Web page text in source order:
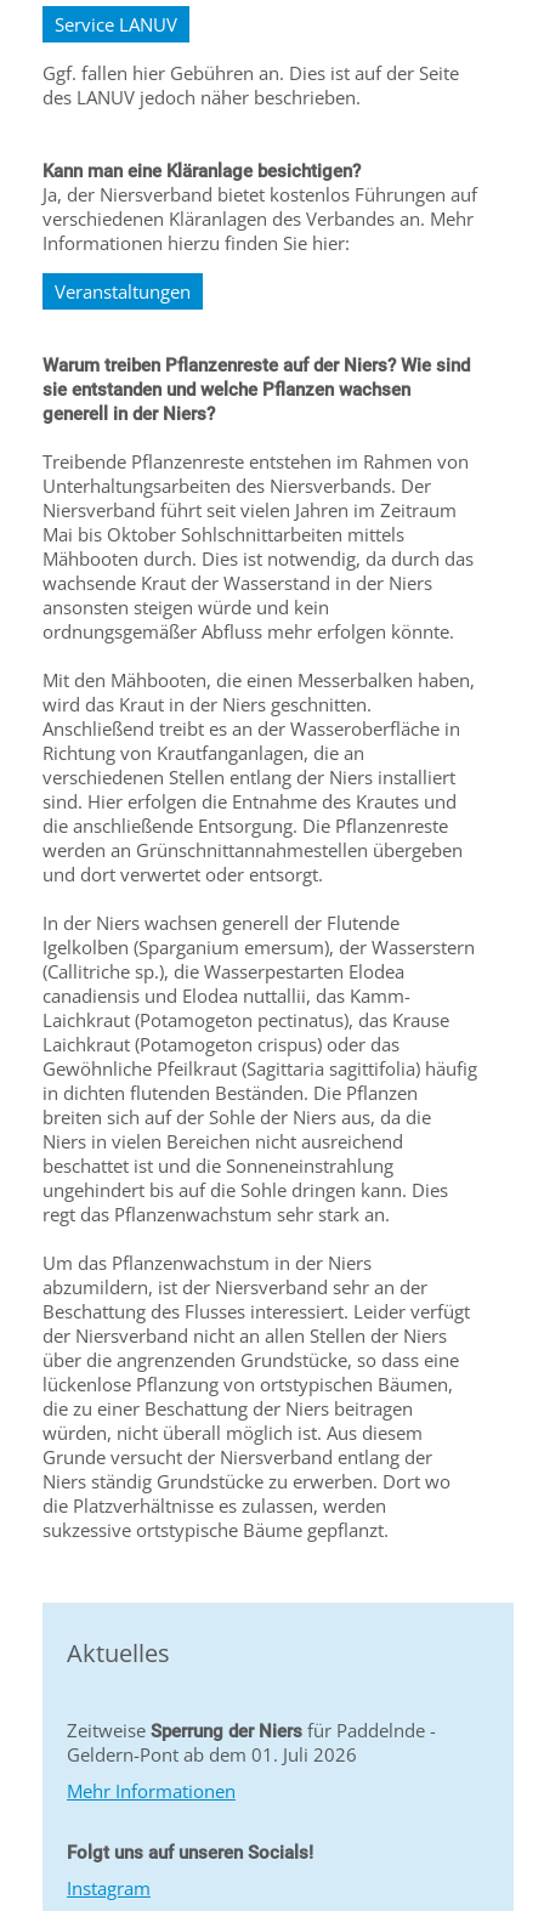
Service LANUV
Ggf. fallen hier Gebühren an. Dies ist auf der Seite
des LANUV jedoch näher beschrieben.
Kann man eine Kläranlage besichtigen?
Ja, der Niersverband bietet kostenlos Führungen auf
verschiedenen Kläranlagen des Verbandes an. Mehr
Informationen hierzu finden Sie hier:
Veranstaltungen
Warum treiben Pflanzenreste auf der Niers? Wie sind
sie entstanden und welche Pflanzen wachsen
generell in der Niers?
Treibende Pflanzenreste entstehen im Rahmen von
Unterhaltungsarbeiten des Niersverbands. Der
Niersverband führt seit vielen Jahren im Zeitraum
Mai bis Oktober Sohlschnittarbeiten mittels
Mähbooten durch. Dies ist notwendig, da durch das
wachsende Kraut der Wasserstand in der Niers
ansonsten steigen würde und kein
ordnungsgemäßer Abfluss mehr erfolgen könnte.
Mit den Mähbooten, die einen Messerbalken haben,
wird das Kraut in der Niers geschnitten.
Anschließend treibt es an der Wasseroberfläche in
Richtung von Krautfanganlagen, die an
verschiedenen Stellen entlang der Niers installiert
sind. Hier erfolgen die Entnahme des Krautes und
die anschließende Entsorgung. Die Pflanzenreste
werden an Grünschnittannahmestellen übergeben
und dort verwertet oder entsorgt.
In der Niers wachsen generell der Flutende
Igelkolben (Sparganium emersum), der Wasserstern
(Callitriche sp.), die Wasserpestarten Elodea
canadiensis und Elodea nuttallii, das Kamm-
Laichkraut (Potamogeton pectinatus), das Krause
Laichkraut (Potamogeton crispus) oder das
Gewöhnliche Pfeilkraut (Sagittaria sagittifolia) häufig
in dichten flutenden Beständen. Die Pflanzen
breiten sich auf der Sohle der Niers aus, da die
Niers in vielen Bereichen nicht ausreichend
beschattet ist und die Sonneneinstrahlung
ungehindert bis auf die Sohle dringen kann. Dies
regt das Pflanzenwachstum sehr stark an.
Um das Pflanzenwachstum in der Niers
abzumildern, ist der Niersverband sehr an der
Beschattung des Flusses interessiert. Leider verfügt
der Niersverband nicht an allen Stellen der Niers
über die angrenzenden Grundstücke, so dass eine
lückenlose Pflanzung von ortstypischen Bäumen,
die zu einer Beschattung der Niers beitragen
würden, nicht überall möglich ist. Aus diesem
Grunde versucht der Niersverband entlang der
Niers ständig Grundstücke zu erwerben. Dort wo
die Platzverhältnisse es zulassen, werden
sukzessive ortstypische Bäume gepflanzt.
Aktuelles
Zeitweise Sperrung der Niers für Paddelnde -
Geldern-Pont ab dem 01. Juli 2026
Mehr Informationen
Folgt uns auf unseren Socials!
Instagram